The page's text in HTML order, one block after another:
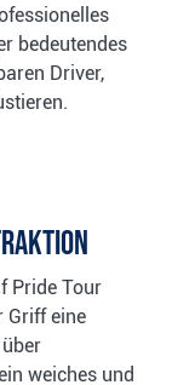
bedeutendes
Driver,
Pride Tour
Griff eine
weiches und